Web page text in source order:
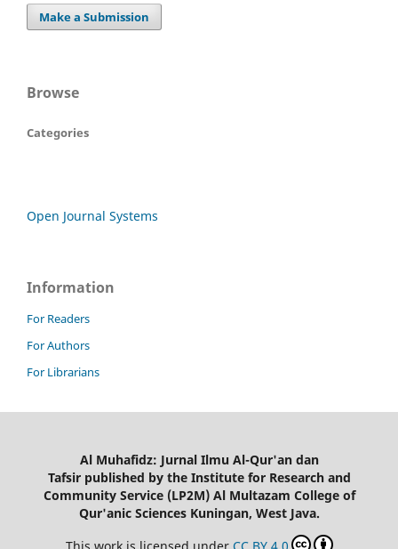
Make a Submission
Browse
Categories
Open Journal Systems
Information
For Readers
For Authors
For Librarians
Al Muhafidz: Jurnal Ilmu Al-Qur'an dan
Tafsir published by the Institute for Research and
Community Service (LP2M) Al Multazam College of
Qur'anic Sciences Kuningan, West Java.